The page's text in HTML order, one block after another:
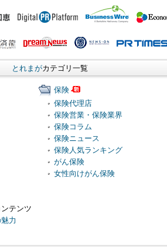
とれまがカテゴリ一覧
テンツ
力
保険
保険代理店
保険営業・保険業界
保険コラム
保険ニュース
保険人気ランキング
がん保険
女性向けがん保険